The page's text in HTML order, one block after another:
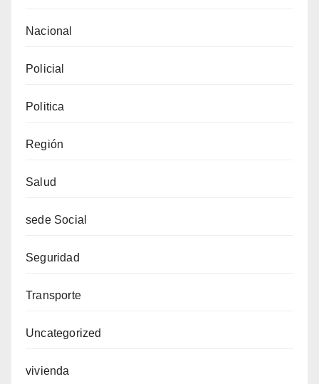
Nacional
Policial
Politica
Región
Salud
sede Social
Seguridad
Transporte
Uncategorized
vivienda